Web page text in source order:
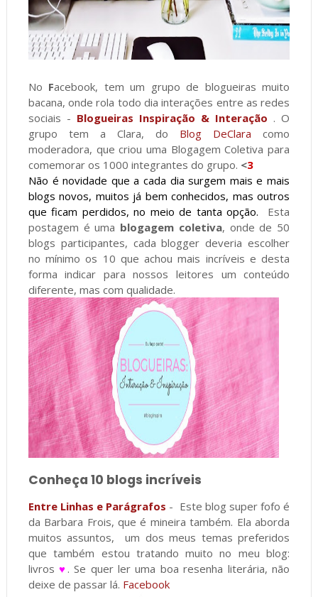
No Facebook, tem um grupo de blogueiras muito
bacana, onde rola todo dia interações entre as redes
sociais - Blogueiras Inspiração & Interação . O
grupo tem a Clara, do Blog DeClara como
moderadora, que criou uma Blogagem Coletiva para
comemorar os 1000 integrantes do grupo. <3
Não é novidade que a cada dia surgem mais e mais
blogs novos, muitos já bem conhecidos, mas outros
que ficam perdidos, no meio de tanta opção. Esta
postagem é uma blogagem coletiva, onde de 50
blogs participantes, cada blogger deveria escolher
no mínimo os 10 que achou mais incríveis e desta
forma indicar para nossos leitores um conteúdo
diferente, mas com qualidade.
Conheça 10 blogs incríveis
Entre Linhas e Parágrafos - Este blog super fofo é
da Barbara Frois, que é mineira também. Ela aborda
muitos assuntos, um dos meus temas preferidos
que também estou tratando muito no meu blog:
livros♥ . Se quer ler uma boa resenha literária, não
deixe de passar lá. Facebook